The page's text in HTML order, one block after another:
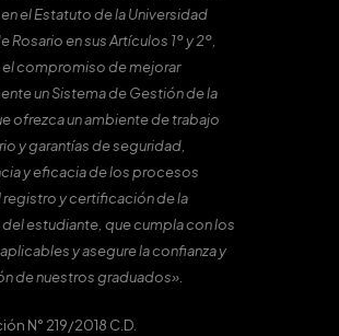
el Estatuto de la Universidad
Rosario en sus Artículos 1º y 2º,
compromiso de mejorar
un Sistema de Gestión de la
ofrezca un ambiente de trabajo
y garantías de seguridad,
y eficacia de los procesos
registro y certificación de la
estudiante, que cumpla con los
y asegure la confianza y
de nuestros graduados».
N° 219/2018 C.D.